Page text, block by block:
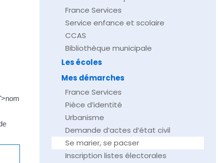
France Services
Service enfance et scolaire
CCAS
Bibliothèque municipale
Les écoles
Mes démarches
France Services
Pièce d’identité
Urbanisme
Demande d’actes d’état civil
Se marier, se pacser
Inscription listes électorales